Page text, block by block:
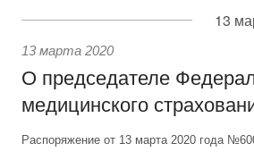
13
13 марта 2020
О председателе
медицинского
Распоряжение от 13 марта 2020 года